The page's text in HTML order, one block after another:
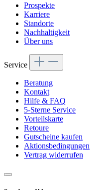
Prospekte
Karriere
Standorte
Nachhaltigkeit
Über uns
Service
Beratung
Kontakt
Hilfe & FAQ
5-Sterne Service
Vorteilskarte
Retoure
Gutscheine kaufen
Aktionsbedingungen
Vertrag widerrufen